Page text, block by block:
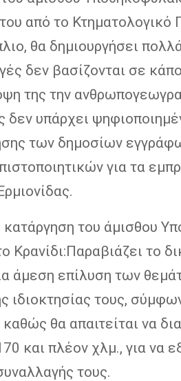
από το Κτηματολογικό
θα δημιουργήσει
δεν βασίζονται σε
της την
δεν υπάρχει
των δημοσίων
για τα
κατάργηση του άμισθου
Κρανίδι:Παραβιάζει το
άμεση επίλυση των
ιδιοκτησίας τους,
θα απαιτείται να
και πλέον χλμ., για να
τους.